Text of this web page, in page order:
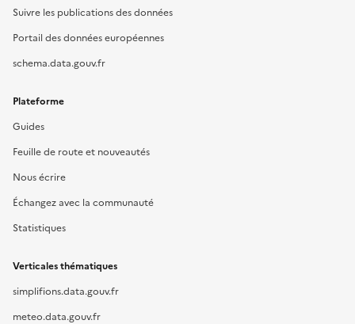
Suivre les publications des données
Portail des données européennes
schema.data.gouv.fr
Plateforme
Guides
Feuille de route et nouveautés
Nous écrire
Échangez avec la communauté
Statistiques
Verticales thématiques
simplifions.data.gouv.fr
meteo.data.gouv.fr